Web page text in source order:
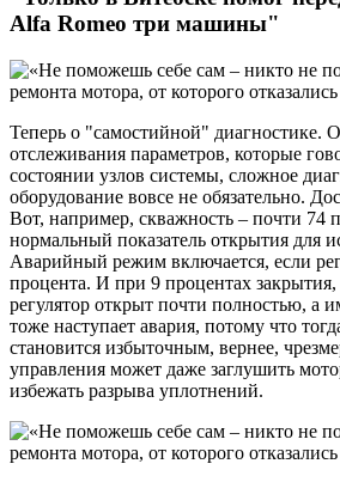
Alfa Romeo три машины"
Теперь о "самостийной" диагностике.
отслеживания параметров, которые
состоянии узлов системы, сложное
оборудование вовсе не обязательно.
Вот, например, скважность – почти 74
нормальный показатель открытия для
Аварийный режим включается, если
процента. И при 9 процентах закрытия,
регулятор открыт почти полностью, а
тоже наступает авария, потому что
становится избыточным, вернее,
управления может даже заглушить
избежать разрыва уплотнений.